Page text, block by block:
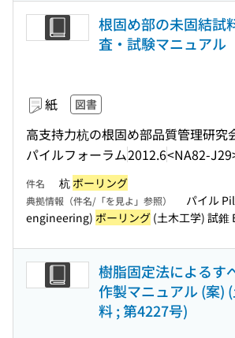
根固め部の未固結試
査・試験マニュアル
紙 図書
高支持力杭の根固め部品質管理研究
パイルフォーラム2012.6<NA82-
件名 杭 ボーリング
典拠情報（件名/「を見よ」参照）
パイル
engineering) ボーリング (土木工学) 試錐
樹脂固定法によるす
作製マニュアル (案)
料 ; 第4227号)